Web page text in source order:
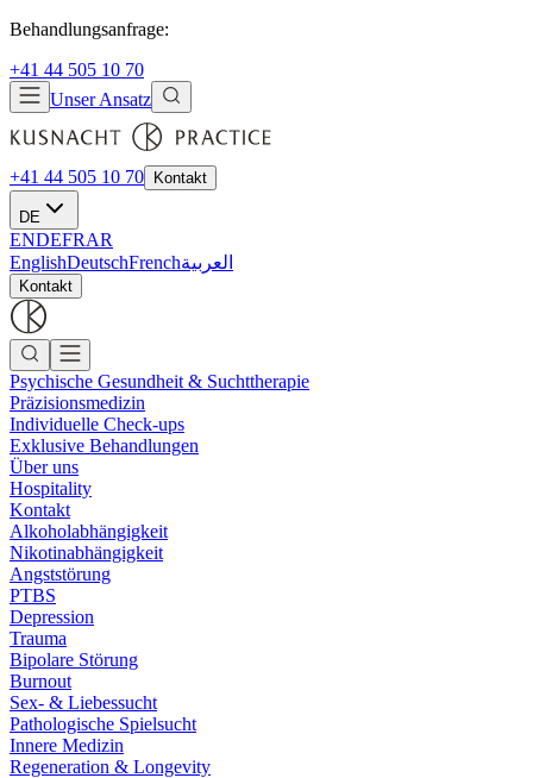
Behandlungsanfrage:
+41 44 505 10 70
Unser Ansatz
+41 44 505 10 70 Kontakt
DE
ENDEFRAR
EnglishDeutschFrenchالعربية
Kontakt
Psychische Gesundheit & Suchttherapie
Präzisionsmedizin
Individuelle Check-ups
Exklusive Behandlungen
Über uns
Hospitality
Kontakt
Alkoholabhängigkeit
Nikotinabhängigkeit
Angststörung
PTBS
Depression
Trauma
Bipolare Störung
Burnout
Sex- & Liebessucht
Pathologische Spielsucht
Innere Medizin
Regeneration & Longevity